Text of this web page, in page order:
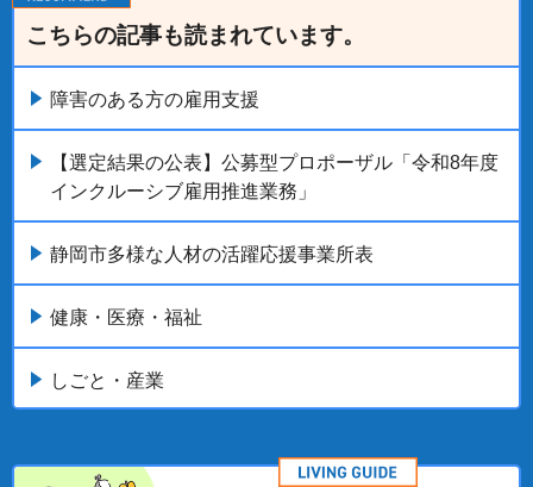
こちらの記事も読まれています。
障害のある方の雇用支援
【選定結果の公表】公募型プロポーザル「令和8年度
インクルーシブ雇用推進業務」
静岡市多様な人材の活躍応援事業所表
健康・医療・福祉
しごと・産業